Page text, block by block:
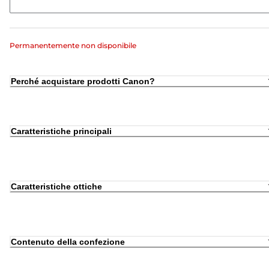
Permanentemente non disponibile
Perché acquistare prodotti Canon?
Caratteristiche principali
Caratteristiche ottiche
Contenuto della confezione